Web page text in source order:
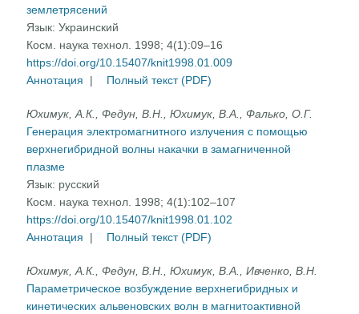
землетрясений
Язык:Украинский
Косм. наука технол. 1998; 4(1):09–16
https://doi.org/10.15407/knit1998.01.009
Аннотация
| Полный текст (PDF)
Юхимук, А.К., Федун, В.Н., Юхимук, В.А., Фалько, О.Г.
Генерация электромагнитного излучения с помощью
верхнегибридной волны накачки в замагниченной
плазме
Язык: русский
Косм. наука технол. 1998; 4(1):102–107
https://doi.org/10.15407/knit1998.01.102
Аннотация
| Полный текст (PDF)
Юхимук, A.К., Федун, В.Н., Юхимук, B.А., Ивченко, В.Н.
Параметрическое возбуждение верхнегибридных и
кинетических альвеновских волн в магнитоактивной